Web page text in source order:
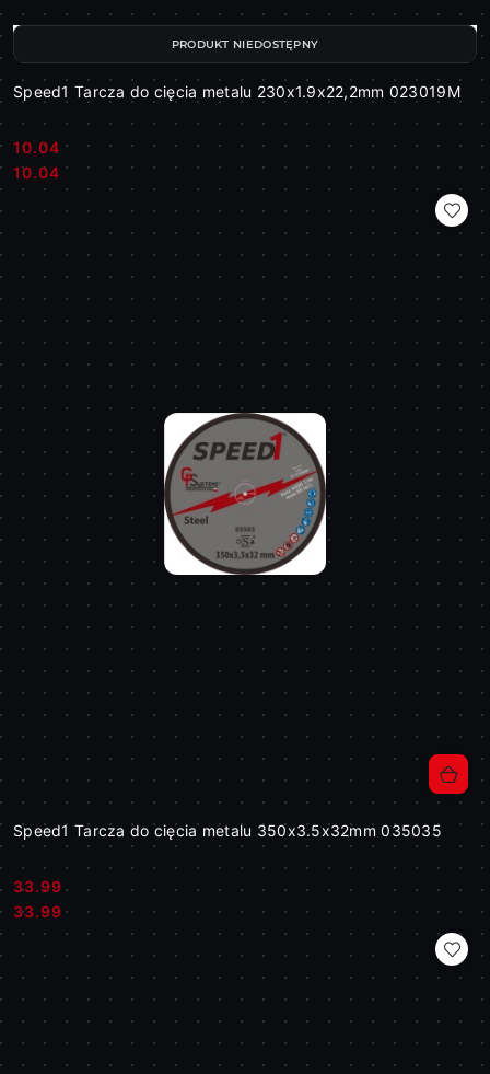
Speed1 Tarcza do cięcia metalu 230x1.9x22,2mm 023019M
Cena:
10.04
Cena:
10.04
PRODUKT NIEDOSTĘPNY
Speed1 Tarcza do cięcia metalu 350x3.5x32mm 035035
Cena:
33.99
Cena:
33.99